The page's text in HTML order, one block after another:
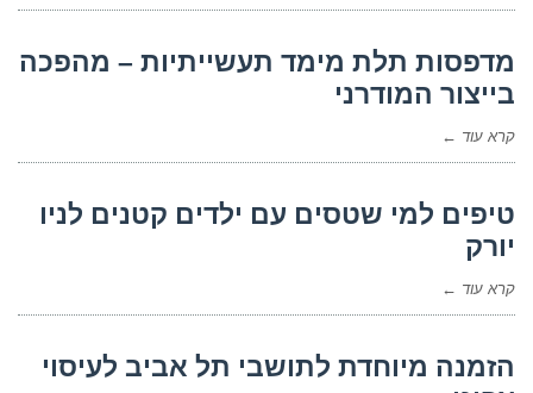
מדפסות תלת מימד תעשייתיות – מהפכה
בייצור המודרני
קרא עוד ←
טיפים למי שטסים עם ילדים קטנים לניו
יורק
קרא עוד ←
הזמנה מיוחדת לתושבי תל אביב לעיסוי